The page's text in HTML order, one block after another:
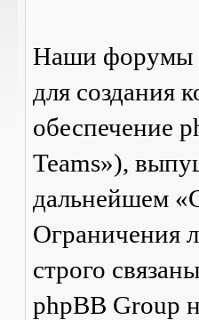
Наши форумы
для создания
обеспечение
Teams»),
дальнейшем
Ограничения
строго
phpBB Group